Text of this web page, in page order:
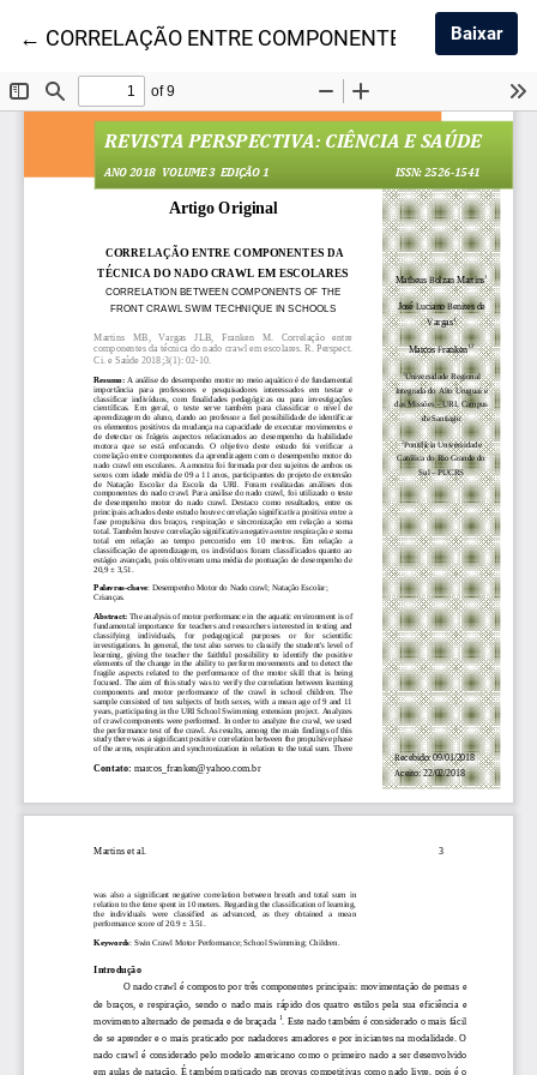
← Voltar aos Detalhes do Artigo
CORRELAÇÃO ENTRE COMPONENTES DABaixar